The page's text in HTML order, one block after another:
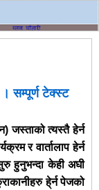
। सम्पूर्ण टेक्स्ट
जस्ताको त्यस्तै हेर्न
र वार्तालाप हेर्न
हुनुभन्दा केही अघी
हे्र्न पेजको